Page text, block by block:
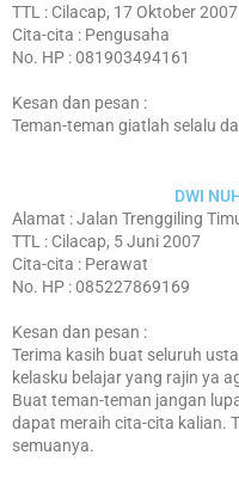
TTL : Cilacap, 17 Oktober 2007
Cita-cita : Pengusaha
No. HP : 081903494161
Kesan dan pesan :
Teman-teman giatlah selalu
DWI
Alamat : Jalan Trenggiling
TTL : Cilacap, 5 Juni 2007
Cita-cita : Perawat
No. HP : 085227869169
Kesan dan pesan :
Terima kasih buat seluruh
kelasku belajar yang rajin ya
Buat teman-teman jangan
dapat meraih cita-cita kalian.
semuanya.